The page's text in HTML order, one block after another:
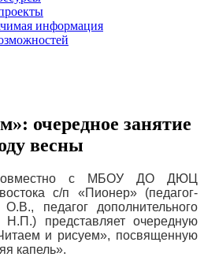
информация
очередное занятие
весны
с МБОУ ДО ДЮЦ
с/п «Пионер» (педагог-
педагог дополнительного
Н.П.) представляет очередную
и рисуем», посвященную
капель».